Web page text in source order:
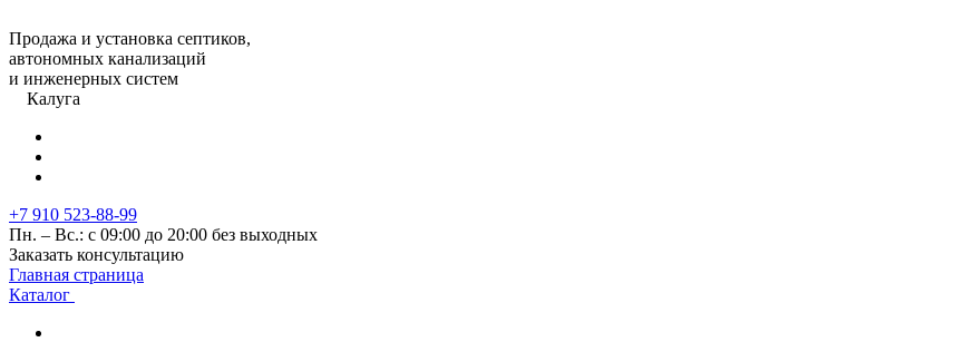
Продажа и установка септиков,
автономных канализаций
и инженерных систем
Калуга
+7 910 523-88-99
Пн. – Вс.: с 09:00 до 20:00 без выходных
Заказать консультацию
Главная страница
Каталог